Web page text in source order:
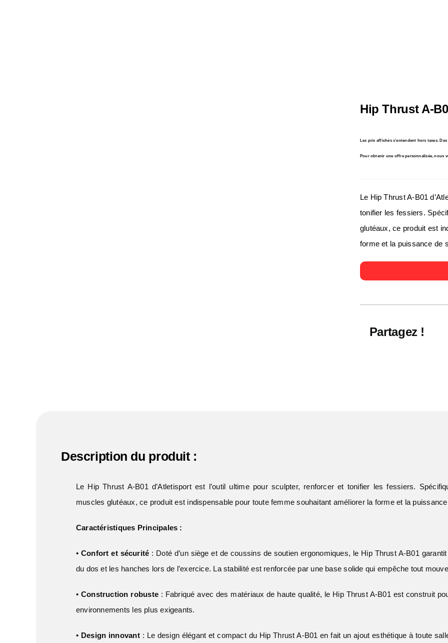
Hip Thrust A-
Les prix affichés s’entendent hors taxes.
Pour obtenir une offre personnalisée, nous
Le Hip Thrust A-B01
tonifier les fessiers.
glutéaux, ce produit est
forme et la puissance de
Partagez !
Description du produit :
Le Hip Thrust A-B01 d’Atletisport est l’outil ultime pour sculpter, renforcer et tonifier les fessiers.
muscles glutéaux, ce produit est indispensable pour toute femme souhaitant améliorer la forme et la
Caractéristiques Principales :
• Confort et sécurité : Doté d’un siège et de coussins de soutien ergonomiques, le Hip Thrust A-B01
du dos et les hanches lors de l’exercice. La stabilité est renforcée par une base solide qui empêche tout
• Construction robuste: Fabriqué avec des matériaux de haute qualité, le Hip Thrust A-B01 est construit
environnements les plus exigeants.
• Design innovant: Le design élégant et compact du Hip Thrust A-B01 en fait un ajout esthétique à toute